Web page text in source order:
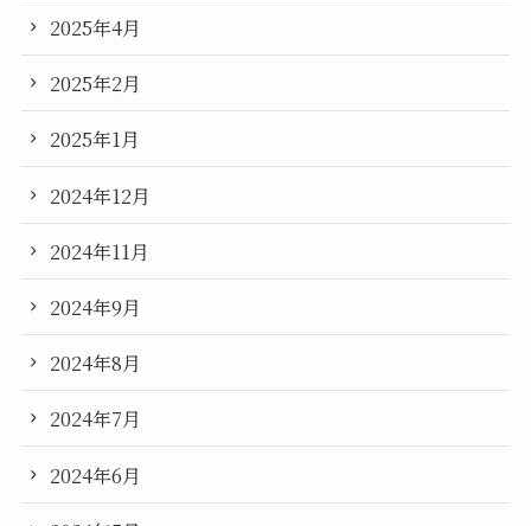
2025年4月
2025年2月
2025年1月
2024年12月
2024年11月
2024年9月
2024年8月
2024年7月
2024年6月